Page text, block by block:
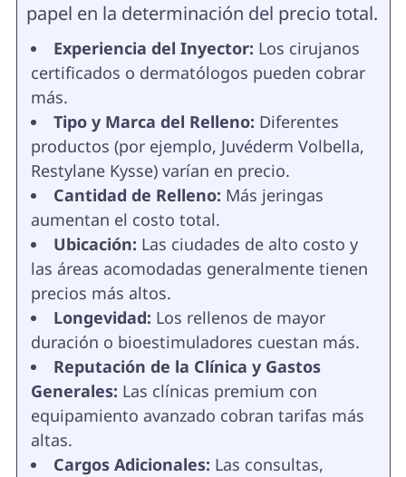
papel en la determinación del precio total.
Experiencia del Inyector: Los cirujanos
certificados o dermatólogos pueden cobrar
más.
Tipo y Marca del Relleno: Diferentes
productos (por ejemplo, Juvéderm Volbella,
Restylane Kysse) varían en precio.
Cantidad de Relleno: Más jeringas
aumentan el costo total.
Ubicación: Las ciudades de alto costo y
las áreas acomodadas generalmente tienen
precios más altos.
Longevidad: Los rellenos de mayor
duración o bioestimuladores cuestan más.
Reputación de la Clínica y Gastos
Generales: Las clínicas premium con
equipamiento avanzado cobran tarifas más
altas.
Cargos Adicionales: Las consultas,